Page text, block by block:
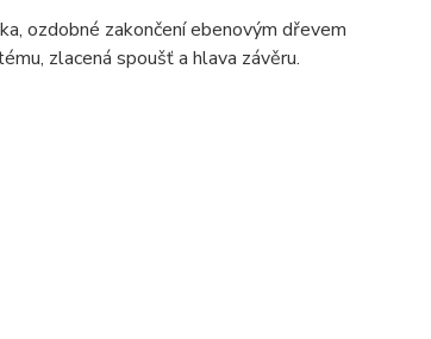
ozdobné zakončení ebenovým dřevem
zlacená spoušť a hlava závěru.